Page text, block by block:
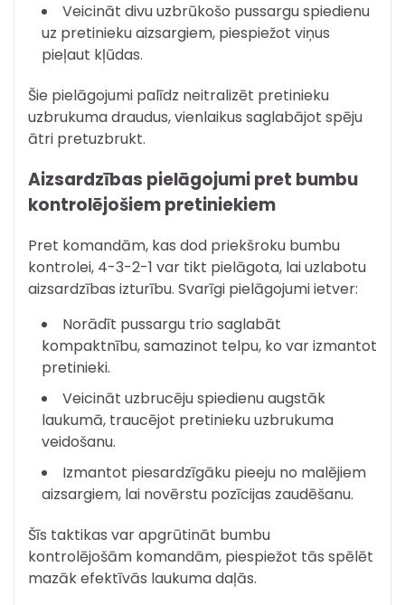
Veicināt divu uzbrūkošo pussargu spiedienu
uz pretinieku aizsargiem, piespiežot viņus
pieļaut kļūdas.
Šie pielāgojumi palīdz neitralizēt pretinieku
uzbrukuma draudus, vienlaikus saglabājot spēju
ātri pretuzbrukt.
Aizsardzības pielāgojumi pret bumbu
kontrolējošiem pretiniekiem
Pret komandām, kas dod priekšroku bumbu
kontrolei, 4-3-2-1 var tikt pielāgota, lai uzlabotu
aizsardzības izturību. Svarīgi pielāgojumi ietver:
Norādīt pussargu trio saglabāt
kompaktnību, samazinot telpu, ko var izmantot
pretinieki.
Veicināt uzbrucēju spiedienu augstāk
laukumā, traucējot pretinieku uzbrukuma
veidošanu.
Izmantot piesardzīgāku pieeju no malējiem
aizsargiem, lai novērstu pozīcijas zaudēšanu.
Šīs taktikas var apgrūtināt bumbu
kontrolējošām komandām, piespiežot tās spēlēt
mazāk efektīvās laukuma daļās.